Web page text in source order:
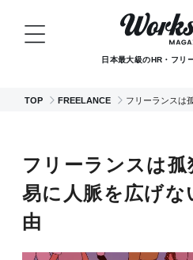
日本最大級のHR・フリ
TOP FREELANCE フリーランスは
フリーランスは
易に人脈を広げ
由